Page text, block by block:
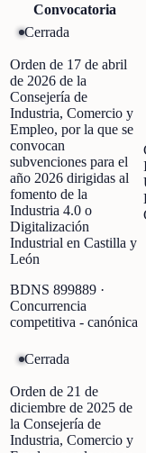
Convocatoria
Cerrada
Orden de 17 de abril
de 2026 de la
Consejería de
Industria, Comercio y
Empleo, por la que se
convocan
subvenciones para el
año 2026 dirigidas al
fomento de la
Industria 4.0 o
Digitalización
Industrial en Castilla y
León
BDNS 899889 ·
Concurrencia
competitiva - canónica
Cerrada
Orden de 21 de
diciembre de 2025 de
la Consejería de
Industria, Comercio y